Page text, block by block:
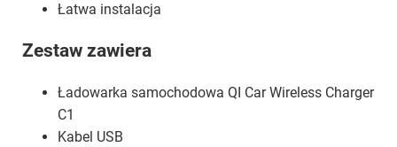
Łatwa instalacja
Zestaw zawiera
Ładowarka samochodowa QI Car Wireless Charger
C1
Kabel USB